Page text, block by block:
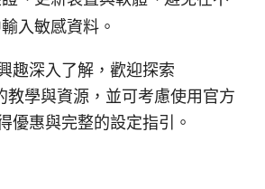
入敏感資料。
趣深入了解，歡迎探索
教學與資源，並可考慮使用官方
優惠與完整的設定指引。